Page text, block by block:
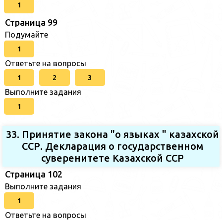
1
Страница 99
Подумайте
1
Ответьте на вопросы
1 2 3
Выполните задания
1
33. Принятие закона "о языках " казахской
ССР. Декларация о государственном
суверенитете Казахской ССР
Страница 102
Выполните задания
1
Ответьте на вопросы